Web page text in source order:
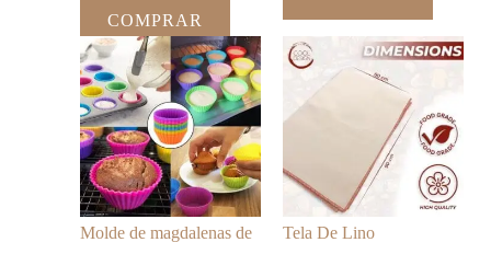
COMPRAR
Molde de magdalenas de
Tela De Lino